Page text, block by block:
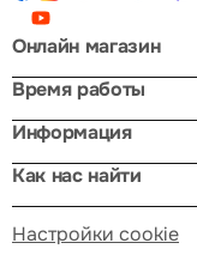
Онлайн магазин
Время работы
Информация
Как нас найти
Настройки cookie